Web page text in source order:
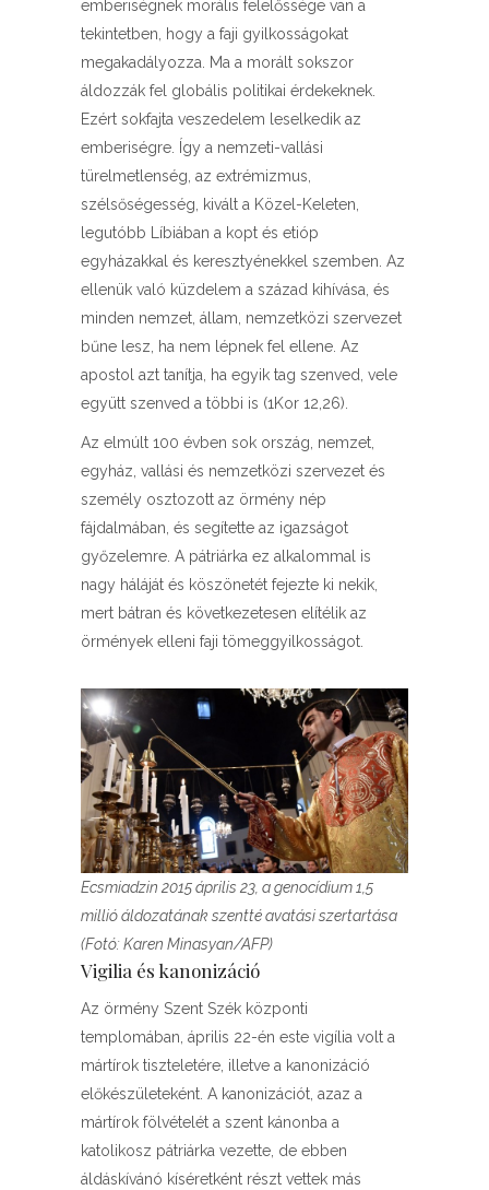
emberiségnek morális felelőssége van a
tekintetben, hogy a faji gyilkosságokat
megakadályozza. Ma a morált sokszor
áldozzák fel globális politikai érdekeknek.
Ezért sokfajta veszedelem leselkedik az
emberiségre. Így a nemzeti-vallási
türelmetlenség, az extrémizmus,
szélsőségesség, kivált a Közel-Keleten,
legutóbb Líbiában a kopt és etióp
egyházakkal és keresztyénekkel szemben. Az
ellenük való küzdelem a század kihívása, és
minden nemzet, állam, nemzetközi szervezet
bűne lesz, ha nem lépnek fel ellene. Az
apostol azt tanítja, ha egyik tag szenved, vele
együtt szenved a többi is (1Kor 12,26).
Az elmúlt 100 évben sok ország, nemzet,
egyház, vallási és nemzetközi szervezet és
személy osztozott az örmény nép
fájdalmában, és segítette az igazságot
győzelemre. A pátriárka ez alkalommal is
nagy háláját és köszönetét fejezte ki nekik,
mert bátran és következetesen elítélik az
örmények elleni faji tömeggyilkosságot.
Ecsmiadzin 2015 április 23, a genocídium 1,5
millió áldozatának szentté avatási szertartása
(Fotó: Karen Minasyan/AFP)
Vigilia és kanonizáció
Az örmény Szent Szék központi
templomában, április 22-én este vigília volt a
mártírok tiszteletére, illetve a kanonizáció
előkészületeként. A kanonizációt, azaz a
mártírok fölvételét a szent kánonba a
katolikosz pátriárka vezette, de ebben
áldáskívánó kíséretként részt vettek más